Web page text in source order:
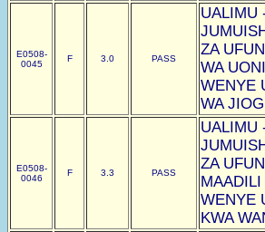
E0508-
0045
F 3.0 PASS
UALIMU
ZA
WA
WENYE
WA
E0508-
0046
F 3.3 PASS
UALIMU
ZA
WENYE
KWA